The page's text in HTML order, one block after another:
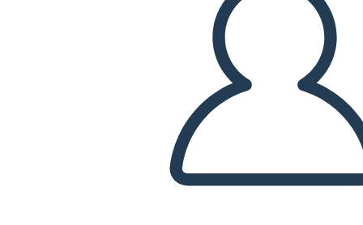
SPILLE AV LYSBILDEFREMVISNING
LES FOR MEG